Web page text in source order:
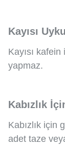
Kayısı
Kayısı
yapmaz.
Kabızlık
Kabızlık için
adet taze